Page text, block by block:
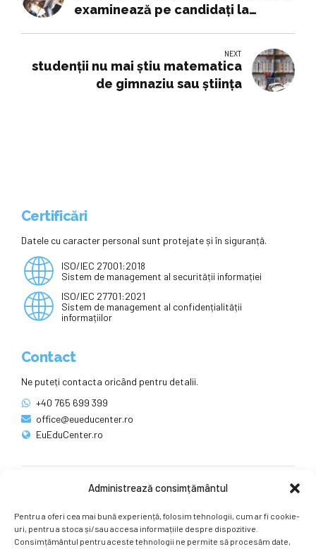
Administrează consimțământul
Pentru a oferi cea mai bună experiență, folosim tehnologii, cum ar fi cookie-
uri, pentru a stoca și/sau accesa informațiile despre dispozitive.
Consimțământul pentru aceste tehnologii ne permite să procesăm date,
examinează pe candidați la
NEXT
studenții nu mai știu matematica
de gimnaziu sau știința
Certificări
Datele cu caracter personal sunt protejate și în siguranță.
ISO/IEC 27001:2018
Sistem de management al securității informației
ISO/IEC 27701:2021
Sistem de management al confidențialității
informațiilor
Contact
Ne puteți contacta oricând pentru detalii.
+40 765 699 399
office@eueducenter.ro
EuEduCenter.ro
Ne puteți găsi și pe rețelele sociale.